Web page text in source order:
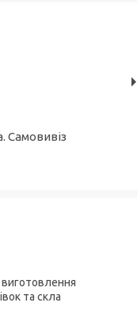
Самовивіз
та скла